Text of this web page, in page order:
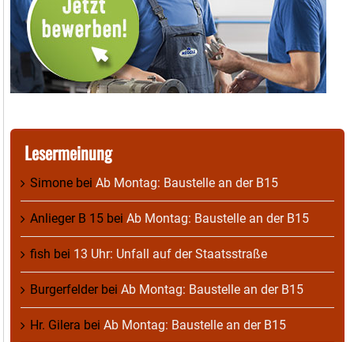
Lesermeinung
Simone bei Ab Montag: Baustelle an der B15
Anlieger B 15 bei Ab Montag: Baustelle an der B15
fish bei 13 Uhr: Unfall auf der Staatsstraße
Burgerfelderbei Ab Montag: Baustelle an der B15
Hr. Gilera bei Ab Montag: Baustelle an der B15